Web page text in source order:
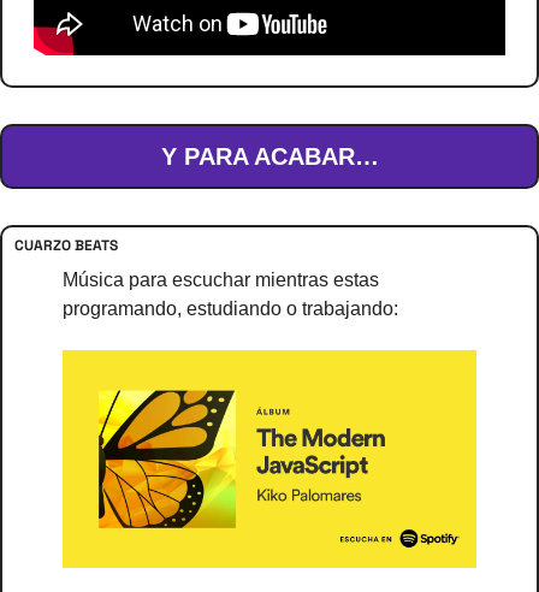
Y PARA ACABAR…
CUARZO BEATS
Música para escuchar mientras estas
programando, estudiando o trabajando: